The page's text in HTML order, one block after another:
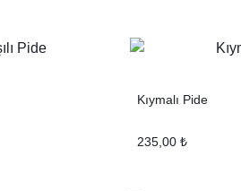
Kıymalı Pide
235,00 ₺